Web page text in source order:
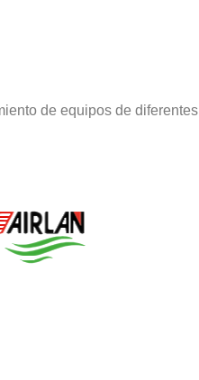
de equipos de diferentes